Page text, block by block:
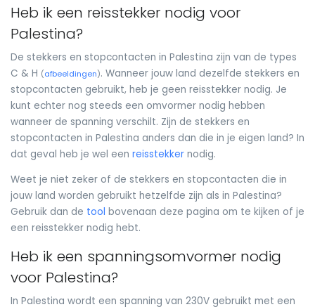
Heb ik een reisstekker nodig voor
Palestina?
De stekkers en stopcontacten in Palestina zijn van de types
C & H (afbeeldingen). Wanneer jouw land dezelfde stekkers en
stopcontacten gebruikt, heb je geen reisstekker nodig. Je
kunt echter nog steeds een omvormer nodig hebben
wanneer de spanning verschilt. Zijn de stekkers en
stopcontacten in Palestina anders dan die in je eigen land? In
dat geval heb je wel een reisstekker nodig.
Weet je niet zeker of de stekkers en stopcontacten die in
jouw land worden gebruikt hetzelfde zijn als in Palestina?
Gebruik dan de tool bovenaan deze pagina om te kijken of je
een reisstekker nodig hebt.
Heb ik een spanningsomvormer nodig
voor Palestina?
In Palestina wordt een spanning van 230V gebruikt met een